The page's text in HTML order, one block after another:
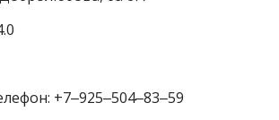
+7‒925‒504‒83‒59